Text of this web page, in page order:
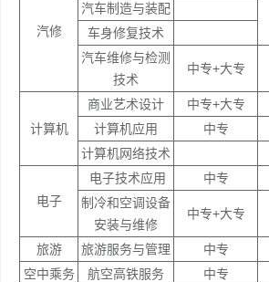
汽修
汽车制造与装配
车身修复技术
汽车维修与检测
技术
中专+大专
计算机
商业艺术设计 中专+大专
计算机应用
中专
计算机网络技术
电子
电子技术应用 中专
制冷和空调设备
安装与维修
中专+大专
旅游 旅游服务与管理 中专
空中乘务
航空高铁服务 中专